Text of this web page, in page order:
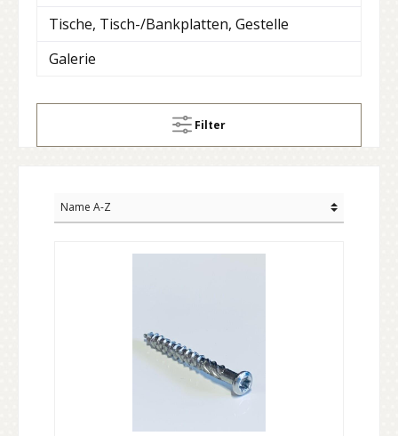
Tische, Tisch-/Bankplatten, Gestelle
Galerie
Filter